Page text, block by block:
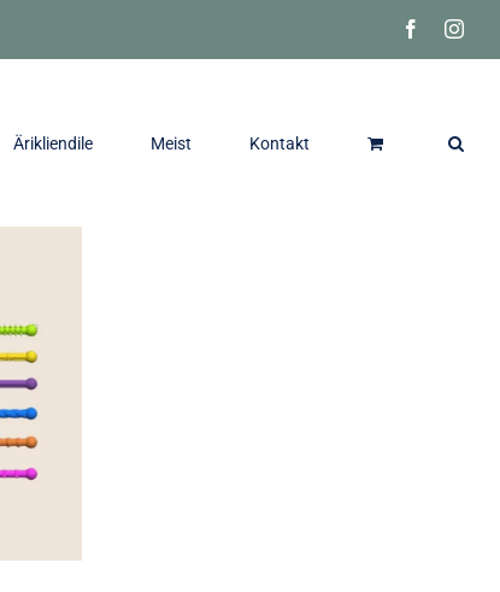
Facebook
Ärikliendile Meist Kontakt